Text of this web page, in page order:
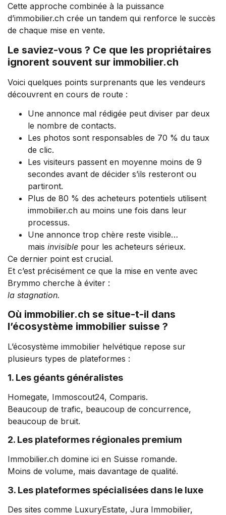
Cette approche combinée à la puissance
d’immobilier.ch crée un tandem qui renforce le succès
de chaque mise en vente.
Le saviez-vous ? Ce que les propriétaires
ignorent souvent sur immobilier.ch
Voici quelques points surprenants que les vendeurs
découvrent en cours de route :
Une annonce mal rédigée peut diviser par deux
le nombre de contacts.
Les photos sont responsables de 70 % du taux
de clic.
Les visiteurs passent en moyenne moins de 9
secondes avant de décider s’ils resteront ou
partiront.
Plus de 80 % des acheteurs potentiels utilisent
immobilier.ch au moins une fois dans leur
processus.
Une annonce trop chère reste visible…
mais invisible pour les acheteurs sérieux.
Ce dernier point est crucial.
Et c’est précisément ce que la mise en vente avec
Brymmo cherche à éviter :
la stagnation.
Où immobilier.ch se situe-t-il dans
l’écosystème immobilier suisse ?
L’écosystème immobilier helvétique repose sur
plusieurs types de plateformes :
1. Les géants généralistes
Homegate, Immoscout24, Comparis.
Beaucoup de trafic, beaucoup de concurrence,
beaucoup de bruit.
2. Les plateformes régionales premium
Immobilier.ch domine ici en Suisse romande.
Moins de volume, mais davantage de qualité.
3. Les plateformes spécialisées dans le luxe
Des sites comme LuxuryEstate, Jura Immobilier,